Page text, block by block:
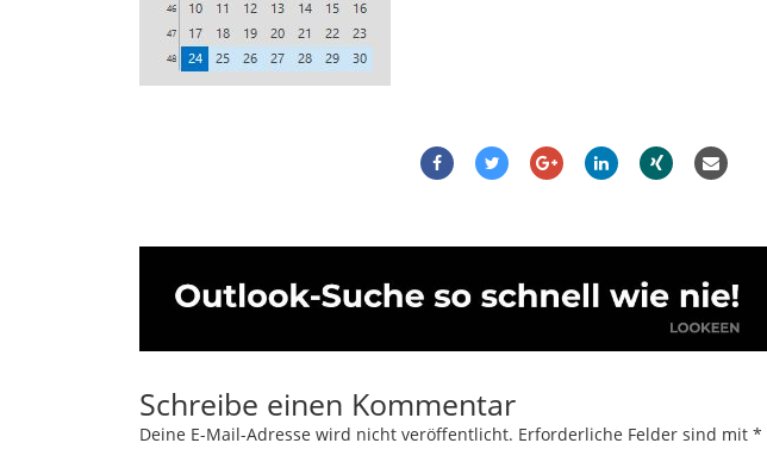
Schreibe einen Kommentar
Deine E-Mail-Adresse wird nicht veröffentlicht. Erforderliche Felder sind mit *